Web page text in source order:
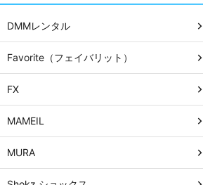
DMMレンタル
Favorite（フェイバリット）
FX
MAMEIL
MURA